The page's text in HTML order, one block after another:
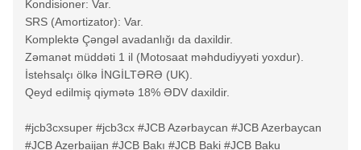
Kondisioner: Var.
SRS (Amortizator): Var.
Komplektə Çəngəl avadanlığı da daxildir.
Zəmanət müddəti 1 il (Motosaat məhdudiyyəti yoxdur).
İstehsalçı ölkə İNGİLTƏRƏ (UK).
Qeyd edilmiş qiymətə 18% ƏDV daxildir.
#jcb3cxsuper #jcb3cx #JCB Azərbaycan #JCB Azerbaycan
#JCB Azerbaijan #JCB Bakı #JCB Baki #JCB Baku